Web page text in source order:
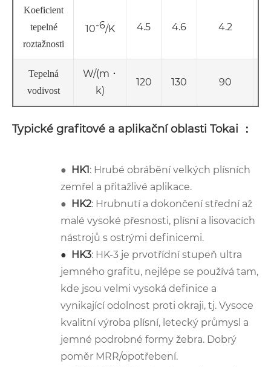
Koeficient
tepelné
roztažnosti
10-6/K 4.5 4.6 4.2
Tepelná
vodivost
W/(m ･
k)
120 130 90
Typické grafitové a aplikační oblasti Tokai ：
● HK1: Hrubé obrábění velkých plísních
zemřel a přitažlivé aplikace.
● HK2: Hrubnutí a dokončení střední až
malé vysoké přesnosti, plísní a lisovacích
nástrojů s ostrými definicemi.
● HK3: HK-3 je prvotřídní stupeň ultra
jemného grafitu, nejlépe se používá tam,
kde jsou velmi vysoká definice a
vynikající odolnost proti okraji, tj. Vysoce
kvalitní výroba plísní, letecký průmysl a
jemné podrobné formy žebra. Dobrý
poměr MRR/opotřebení.